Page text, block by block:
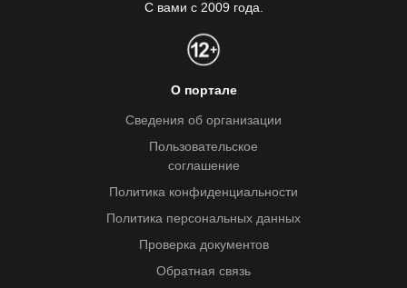
С вами с 2009 года.
О портале
Сведения об организации
Пользовательское
соглашение
Политика конфиденциальности
Политика персональных данных
Проверка документов
Обратная связь